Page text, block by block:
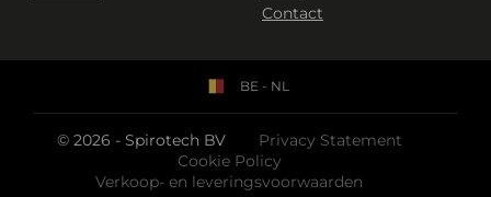
Contact
© 2026 - Spirotech BV
Privacy Statement
Cookie Policy
Verkoop- en leveringsvoorwaarden
BE - NL